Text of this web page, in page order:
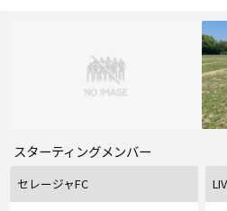
スターティングメンバー
セレージャFC